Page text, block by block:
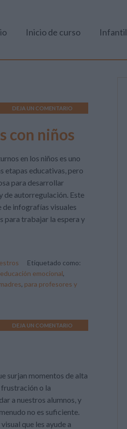
Inicio de curso Infantil
DEJA UN COMENTARIO
con niños
en los niños es uno
etapas educativas, pero
para desarrollar
de autorregulación. Este
de infografías visuales
para trabajar la espera y
Etiquetado como:
educación emocional,
, para profesores y
DEJA UN COMENTARIO
surjan momentos de alta
o la
a nuestros alumnos, y
no es suficiente.
que les ayude a